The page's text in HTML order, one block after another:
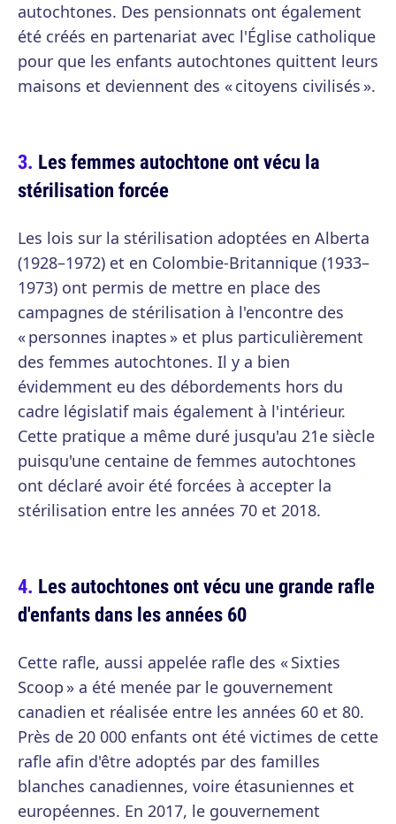
autochtones. Des pensionnats ont également
été créés en partenariat avec l'Église catholique
pour que les enfants autochtones quittent leurs
maisons et deviennent des « citoyens civilisés ».
Les femmes autochtone ont vécu la
stérilisation forcée
Les lois sur la stérilisation adoptées en Alberta
(1928–1972) et en Colombie-Britannique (1933–
1973) ont permis de mettre en place des
campagnes de stérilisation à l'encontre des
« personnes inaptes » et plus particulièrement
des femmes autochtones. Il y a bien
évidemment eu des débordements hors du
cadre législatif mais également à l'intérieur.
Cette pratique a même duré jusqu'au 21e siècle
puisqu'une centaine de femmes autochtones
ont déclaré avoir été forcées à accepter la
stérilisation entre les années 70 et 2018.
Les autochtones ont vécu une grande rafle
d'enfants dans les années 60
Cette rafle, aussi appelée rafle des « Sixties
Scoop » a été menée par le gouvernement
canadien et réalisée entre les années 60 et 80.
Près de 20 000 enfants ont été victimes de cette
rafle afin d'être adoptés par des familles
blanches canadiennes, voire étasuniennes et
européennes. En 2017, le gouvernement